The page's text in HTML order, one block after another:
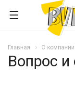
Главная О компании
Вопрос и